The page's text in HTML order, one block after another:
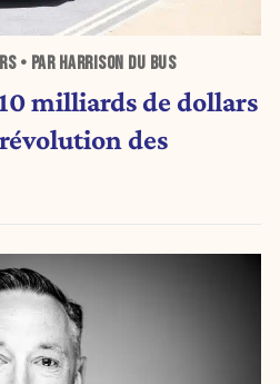
• PAR HARRISON DU BUS
milliards de dollars
des